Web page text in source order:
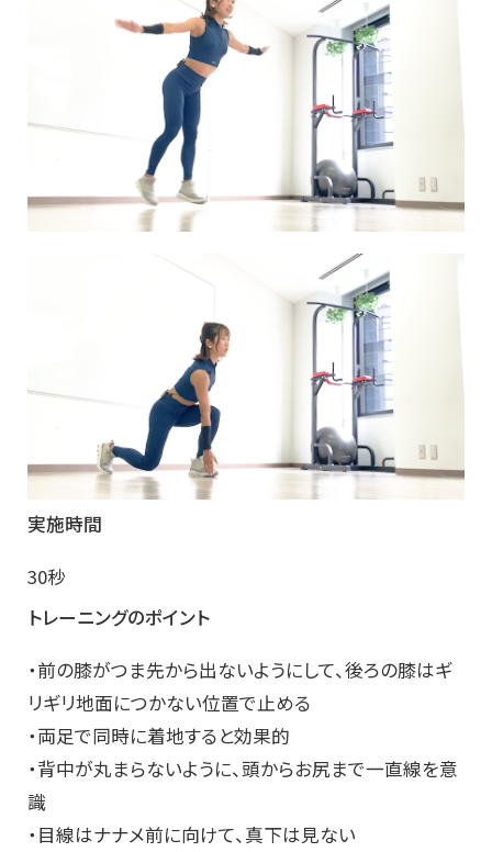
実施時間
30秒
トレーニングのポイント
・前の膝がつま先から出ないようにして、後ろの膝はギ
リギリ地面につかない位置で止める
・両足で同時に着地すると効果的
・背中が丸まらないように、頭からお尻まで一直線を意
識
・目線はナナメ前に向けて、真下は見ない